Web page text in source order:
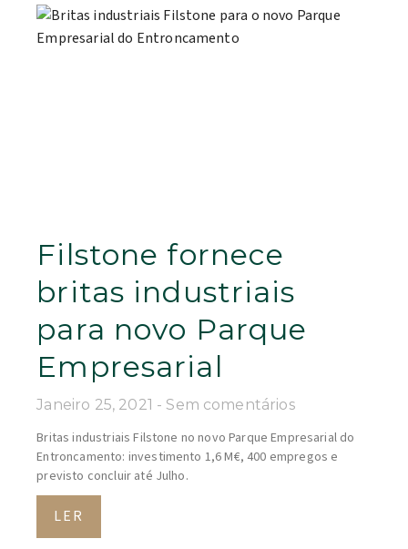
Filstone fornece
britas industriais
para novo Parque
Empresarial
Janeiro 25, 2021 Sem comentários
Britas industriais Filstone no novo Parque Empresarial do
Entroncamento: investimento 1,6 M€, 400 empregos e
previsto concluir até Julho.
LER